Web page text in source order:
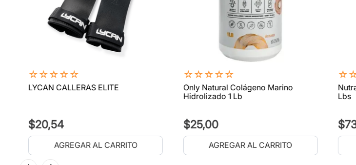
☆☆☆☆☆
LYCAN CALLERAS ELITE
$20,54
AGREGAR AL CARRITO
☆☆☆☆☆
Only Natural Colágeno Marino
Hidrolizado 1 Lb
$25,00
AGREGAR AL CARRITO
☆
Lbs
$